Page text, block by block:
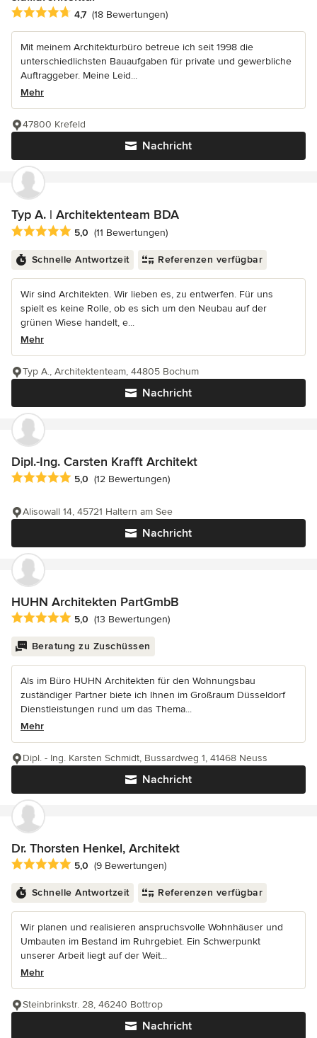
Durchschnittliche Bewertung: 4.7 von 5 Sternen
4,7 (18 Bewertungen)
Mit meinem Architekturbüro betreue ich seit 1998 die
unterschiedlichsten Bauaufgaben für private und gewerbliche
Auftraggeber. Meine Leid...
Mehr
Nachricht
47800 Krefeld
Typ A. | Architektenteam BDA
Durchschnittliche Bewertung: 5 von 5 Sternen
5,0 (11 Bewertungen)
Schnelle Antwortzeit Referenzen verfügbar
Wir sind Architekten. Wir lieben es, zu entwerfen. Für uns
spielt es keine Rolle, ob es sich um den Neubau auf der
grünen Wiese handelt, e...
Mehr
Nachricht
Typ A., Architektenteam, 44805 Bochum
Dipl.-Ing. Carsten Krafft Architekt
Durchschnittliche Bewertung: 5 von 5 Sternen
5,0 (12 Bewertungen)
Nachricht
Alisowall 14, 45721 Haltern am See
HUHN Architekten PartGmbB
Durchschnittliche Bewertung: 5 von 5 Sternen
5,0 (13 Bewertungen)
Beratung zu Zuschüssen
Als im Büro HUHN Architekten für den Wohnungsbau
zuständiger Partner biete ich Ihnen im Großraum Düsseldorf
Dienstleistungen rund um das Thema...
Mehr
Nachricht
Dipl. - Ing. Karsten Schmidt, Bussardweg 1, 41468 Neuss
Dr. Thorsten Henkel, Architekt
Durchschnittliche Bewertung: 5 von 5 Sternen
5,0 (9 Bewertungen)
Schnelle Antwortzeit Referenzen verfügbar
Wir planen und realisieren anspruchsvolle Wohnhäuser und
Umbauten im Bestand im Ruhrgebiet. Ein Schwerpunkt
unserer Arbeit liegt auf der Weit...
Mehr
Nachricht
Steinbrinkstr. 28, 46240 Bottrop